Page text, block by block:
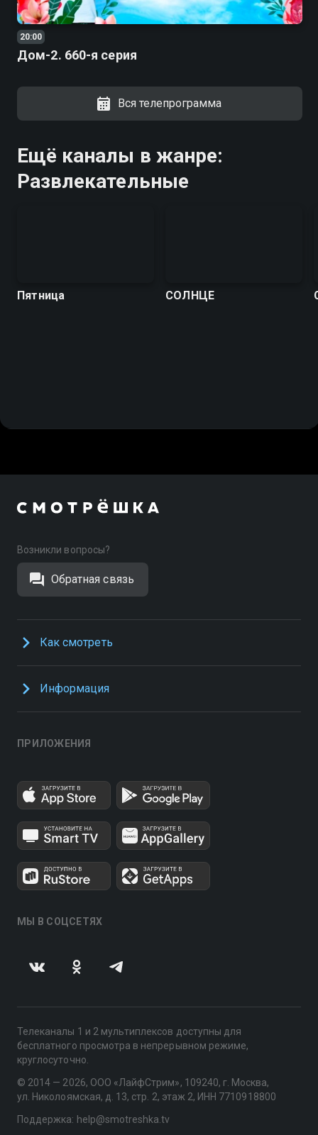
20:00
Дом-2. 660-я серия
Вся телепрограмма
Ещё каналы в жанре:
Развлекательные
Пятница СОЛНЦЕ
Возникли вопросы?
Обратная связь
Как смотреть
Информация
ПРИЛОЖЕНИЯ
МЫ В СОЦСЕТЯХ
Телеканалы 1 и 2 мультиплексов доступны для
бесплатного просмотра в непрерывном режиме,
круглосуточно.
© 2014 — 2026, ООО «ЛайфСтрим», 109240, г. Москва,
ул. Николоямская, д. 13, стр. 2, этаж 2, ИНН 7710918800
Поддержка: help@smotreshka.tv